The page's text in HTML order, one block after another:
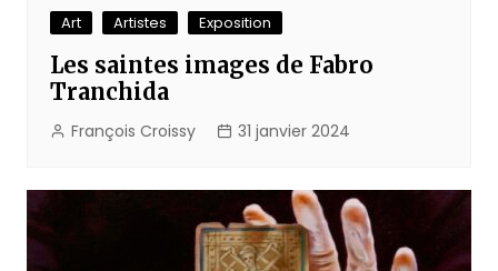
Art Artistes Exposition
Les saintes images de Fabro
Tranchida
François Croissy 31 janvier 2024